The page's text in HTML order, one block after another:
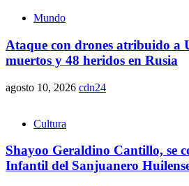
Mundo
Ataque con drones atribuido a
muertos y 48 heridos en Rusia
agosto 10, 2026 cdn24
Cultura
Shayoo Geraldino Cantillo, se
Infantil del Sanjuanero